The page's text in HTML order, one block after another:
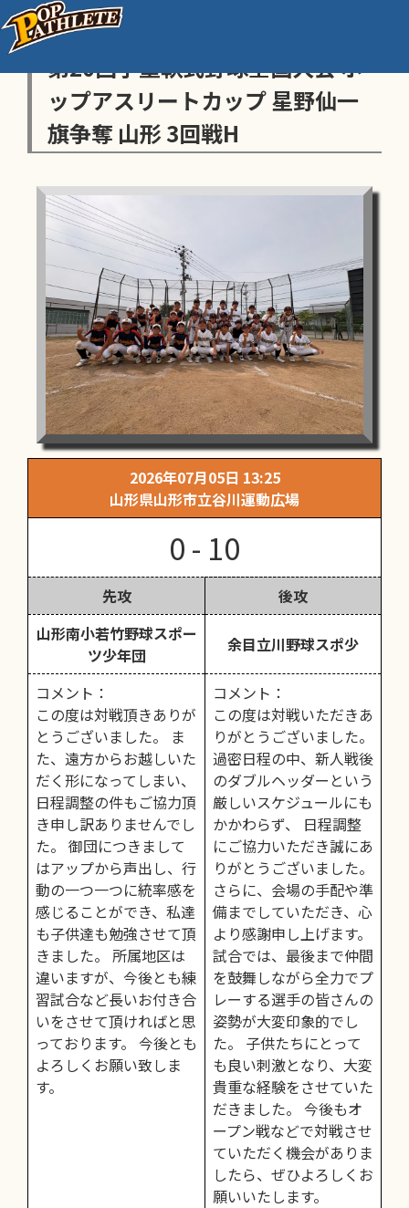
センス・トラストトーナメント
第20回学童軟式野球全国大会 ポ
ップアスリートカップ 星野仙一
旗争奪 山形 3回戦H
2026年07月05日 13:25
山形県山形市立谷川運動広場
0 - 10
先攻
後攻
山形南小若竹野球スポー
ツ少年団
余目立川野球スポ少
コメント：
この度は対戦頂きありが
とうございました。 ま
た、遠方からお越しいた
だく形になってしまい、
日程調整の件もご協力頂
き申し訳ありませんでし
た。 御団につきまして
はアップから声出し、行
動の一つ一つに統率感を
感じることができ、私達
も子供達も勉強させて頂
きました。 所属地区は
違いますが、今後とも練
習試合など長いお付き合
いをさせて頂ければと思
っております。 今後とも
よろしくお願い致しま
す。
コメント：
この度は対戦いただきあ
りがとうございました。
過密日程の中、新人戦後
のダブルヘッダーという
厳しいスケジュールにも
かかわらず、 日程調整
にご協力いただき誠にあ
りがとうございました。
さらに、会場の手配や準
備までしていただき、心
より感謝申し上げます。
試合では、最後まで仲間
を鼓舞しながら全力でプ
レーする選手の皆さんの
姿勢が大変印象的でし
た。 子供たちにとって
も良い刺激となり、大変
貴重な経験をさせていた
だきました。 今後もオ
ープン戦などで対戦させ
ていただく機会がありま
したら、ぜひよろしくお
願いいたします。